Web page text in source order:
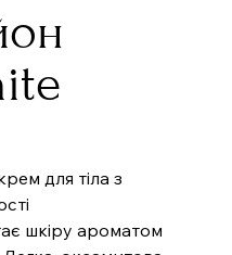
для тіла з
шкіру ароматом